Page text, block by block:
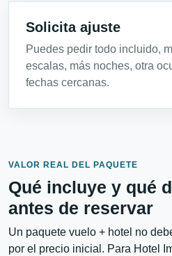
Solicita ajuste
Puedes pedir todo incluido,
escalas, más noches, otra
fechas cercanas.
VALOR REAL DEL PAQUETE
Qué incluye y qué
antes de reservar
Un paquete vuelo + hotel no
por el precio inicial. Para Hotel